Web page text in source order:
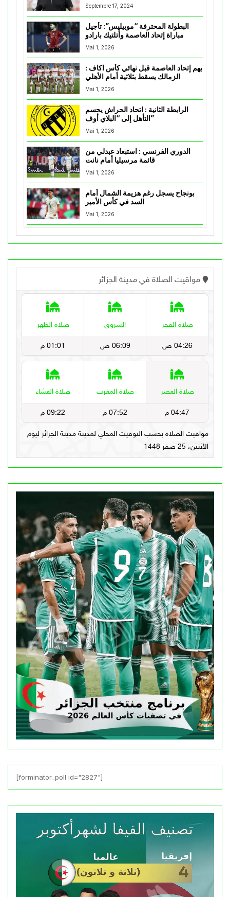
Septembre 17, 2024
البطولة المحترفة “موبيليس”: تأجيل
مباراة إتحاد العاصمة وأتلتيك بارادو
Mai 1, 2026
يهم إتحاد العاصمة قبل نهائي كأس اكاف :
Mai 1, 2026
الرابطة الثانية : اتحاد الحراش يحسم
التأهل إلى “البلاي أوف”
Mai 1, 2026
الدوري الفرنسي : استبعاد عبدلي من
قائمة مرسيليا أمام نانت
Mai 1, 2026
بونجاح يسجل رغم هزيمة الشمال أمام
السد في كأس الأمير
Mai 1, 2026
[forminator_poll id="2827"]